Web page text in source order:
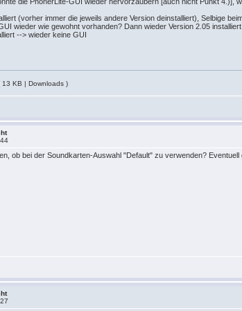
(vorher immer die jeweils andere Version deinstalliert), Selbige
wieder wie gewohnt vorhanden? Dann wieder Version 2.05
--> wieder keine GUI
13 KB | Downloads )
ob bei der Soundkarten-Auswahl "Default" zu verwenden?